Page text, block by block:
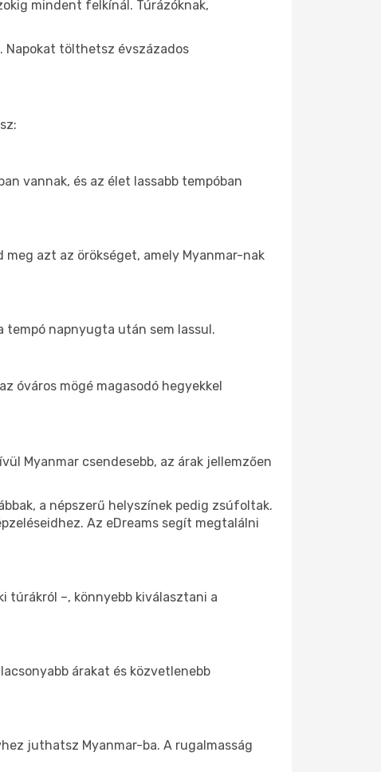
mindent felkínál. Túrázóknak,
Napokat tölthetsz évszázados
vannak, és az élet lassabb tempóban
azt az örökséget, amely Myanmar-nak
tempó napnyugta után sem lassul.
óváros mögé magasodó hegyekkel
Myanmar csendesebb, az árak jellemzően
a népszerű helyszínek pedig zsúfoltak.
Az eDreams segít megtalálni
túrákról –, könnyebb kiválasztani a
árakat és közvetlenebb
juthatsz Myanmar-ba. A rugalmasság